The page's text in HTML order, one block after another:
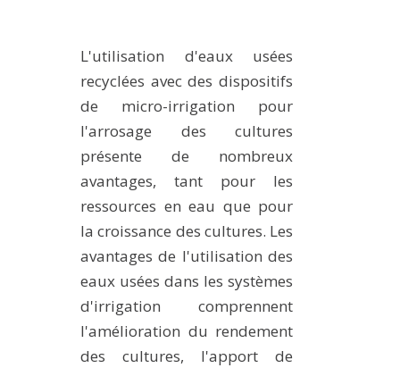
L'utilisation d'eaux usées
recyclées avec des dispositifs
de micro-irrigation pour
l'arrosage des cultures
présente de nombreux
avantages, tant pour les
ressources en eau que pour
la croissance des cultures. Les
avantages de l'utilisation des
eaux usées dans les systèmes
d'irrigation comprennent
l'amélioration du rendement
des cultures, l'apport de